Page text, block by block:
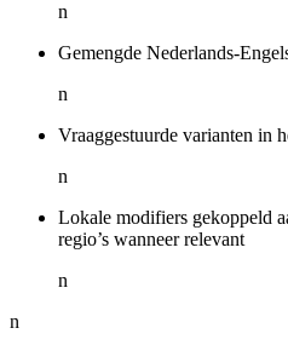
n
Gemengde Nederlands-
n
Vraaggestuurde varianten in
n
Lokale modifiers gekoppeld
regio’s wanneer relevant
n
n